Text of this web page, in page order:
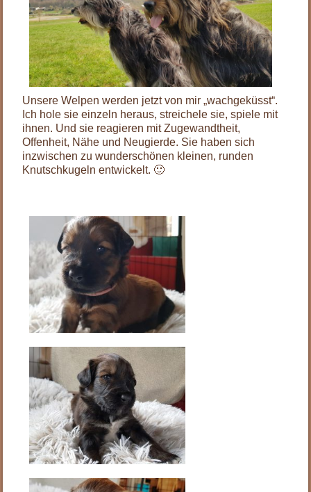
Unsere Welpen werden jetzt von mir „wachgeküsst“.
Ich hole sie einzeln heraus, streichele sie, spiele mit
ihnen. Und sie reagieren mit Zugewandtheit,
Offenheit, Nähe und Neugierde. Sie haben sich
inzwischen zu wunderschönen kleinen, runden
Knutschkugeln entwickelt. 🙂